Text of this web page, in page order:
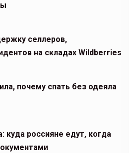
селлеров,
на складах Wildberries
почему спать без одеяла
куда россияне едут, когда